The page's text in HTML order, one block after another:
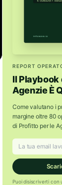
REPORT
Il
Agenzie È
Come valutano i
margine oltre 80
di Profitto per le
Puoi disiscriverti con